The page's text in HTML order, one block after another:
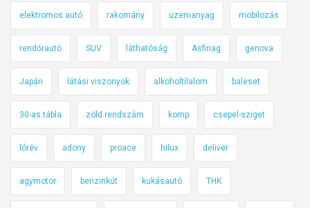
elektromos autó rakomány üzemanyag mobilozás
rendőrautó SUV láthatóság Asfinag genova
Japán látási viszonyok alkoholtilalom baleset
30-as tábla zöld rendszám komp csepel-sziget
lórév adony proace hilux deliver
agymotor benzinkút kukásautó THK